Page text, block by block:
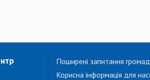
Поширені запитання
Корисна інформація для